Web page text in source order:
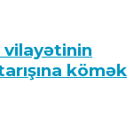
vilayətinin
kömək